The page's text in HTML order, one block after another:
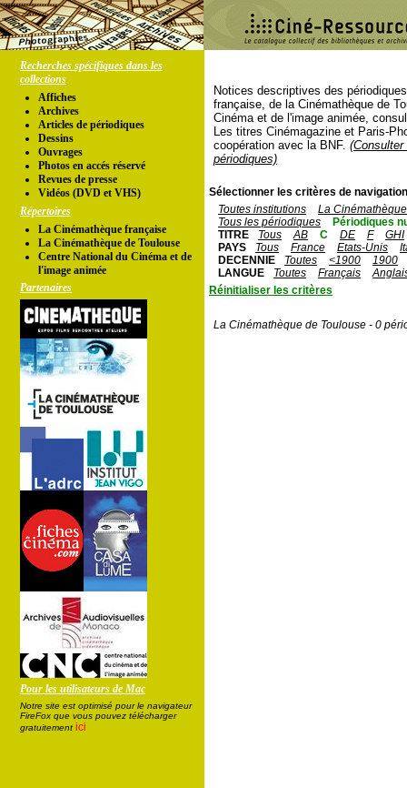
Recherches spécifiques dans les
collections
Affiches
Archives
Articles de périodiques
Dessins
Ouvrages
Photos en accés réservé
Revues de presse
Vidéos (DVD et VHS)
Répertoires
La Cinémathèque française
La Cinémathèque de Toulouse
Centre National du Cinéma et de
l'image animée
Partenaires
Pour les utilisateurs de Mac
Notre site est optimisé pour le navigateur
FireFox que vous pouvez télécharger
gratuitement ici
Notices descriptives des
française, de la Cinémathèque de
Cinéma et de l'image animée,
Les titres Cinémagazine et Paris-
coopération avec la BNF.
périodiques)
Sélectionner les critères de
Toutes institutions
La
Tous les périodiques
Périodiques
TITRE
Tous AB C DE F
GHI
PAYS
Tous France Etats-Unis
DECENNIE
Toutes <1900
1900
LANGUE
Toutes Français
Réinitialiser les critères
La Cinémathèque de Toulouse - 0